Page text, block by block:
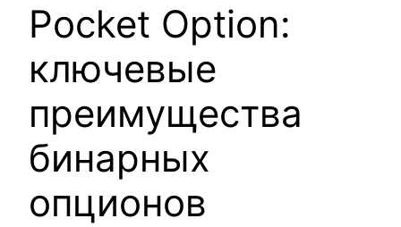
Pocket Option:
ключевые
преимущества
бинарных
опционов